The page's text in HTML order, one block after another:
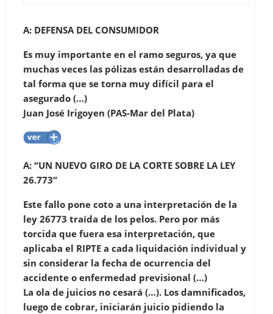
A: DEFENSA DEL CONSUMIDOR
Es muy importante en el ramo seguros, ya que
muchas veces las pólizas están desarrolladas de
tal forma que se torna muy difícil para el
asegurado (…)
Juan José Irigoyen (PAS-Mar del Plata)
A: “UN NUEVO GIRO DE LA CORTE SOBRE LA LEY
26.773”
Este fallo pone coto a una interpretación de la
ley 26773 traída de los pelos. Pero por más
torcida que fuera esa interpretación, que
aplicaba el RIPTE a cada liquidación individual y
sin considerar la fecha de ocurrencia del
accidente o enfermedad previsional (…)
La ola de juicios no cesará (…). Los damnificados,
luego de cobrar, iniciarán juicio pidiendo la